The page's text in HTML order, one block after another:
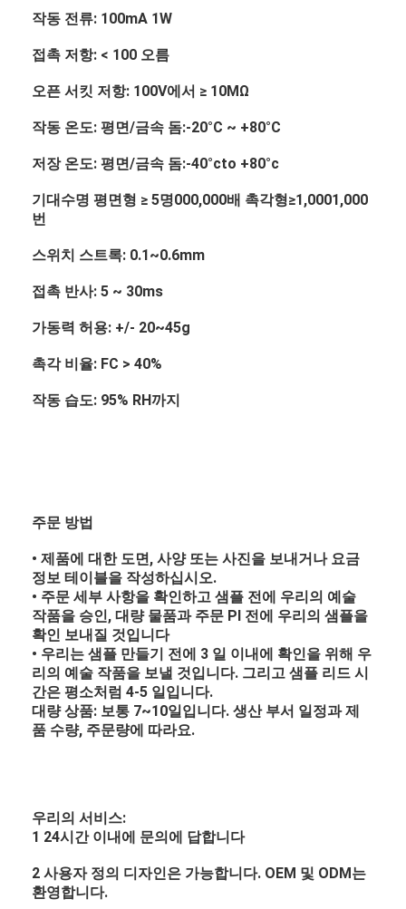
작동 전류: 100mA 1W
접촉 저항: < 100 오름
오픈 서킷 저항: 100V에서 ≥ 10MΩ
작동 온도: 평면/금속 돔:-20°C ~ +80°C
저장 온도: 평면/금속 돔:-40°cto +80°c
기대수명 평면형 ≥ 5명000,000배 촉각형≥1,0001,000
번
스위치 스트록: 0.1~0.6mm
접촉 반사: 5 ~ 30ms
가동력 허용: +/- 20~45g
촉각 비율: FC > 40%
작동 습도: 95% RH까지
주문 방법
• 제품에 대한 도면, 사양 또는 사진을 보내거나 요금
정보 테이블을 작성하십시오.
• 주문 세부 사항을 확인하고 샘플 전에 우리의 예술
작품을 승인, 대량 물품과 주문 PI 전에 우리의 샘플을
확인 보내질 것입니다
• 우리는 샘플 만들기 전에 3 일 이내에 확인을 위해 우
리의 예술 작품을 보낼 것입니다. 그리고 샘플 리드 시
간은 평소처럼 4-5 일입니다.
대량 상품: 보통 7~10일입니다. 생산 부서 일정과 제
품 수량, 주문량에 따라요.
우리의 서비스:
1 24시간 이내에 문의에 답합니다
2 사용자 정의 디자인은 가능합니다. OEM 및 ODM는
환영합니다.